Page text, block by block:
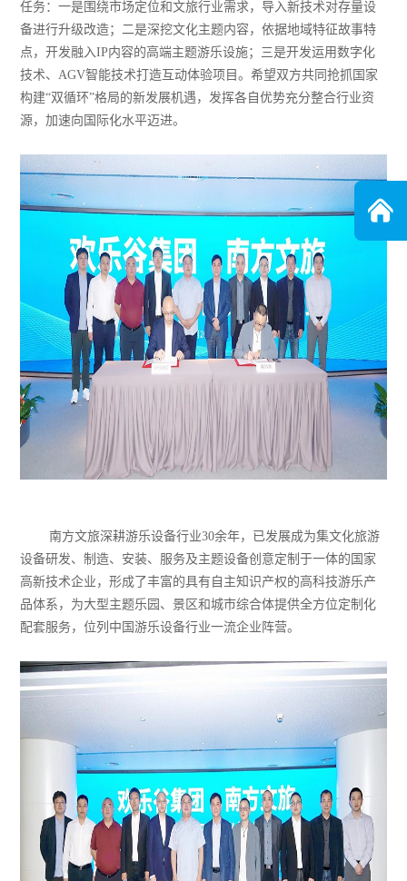
任务：一是围绕市场定位和文旅行业需求，导入新技术对存量设
备进行升级改造；二是深挖文化主题内容，依据地域特征故事特
点，开发融入IP内容的高端主题游乐设施；三是开发运用数字化
技术、AGV智能技术打造互动体验项目。希望双方共同抢抓国家
构建“双循环”格局的新发展机遇，发挥各自优势充分整合行业资
源，加速向国际化水平迈进。
南方文旅深耕游乐设备行业30余年，已发展成为集文化旅游
设备研发、制造、安装、服务及主题设备创意定制于一体的国家
高新技术企业，形成了丰富的具有自主知识产权的高科技游乐产
品体系，为大型主题乐园、景区和城市综合体提供全方位定制化
配套服务，位列中国游乐设备行业一流企业阵营。